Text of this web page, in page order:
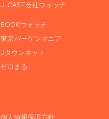
J-CAST会社ウォッチ
BOOKウォッチ
東京バーゲンマニア
Jタウンネット
ゼロまる
個人情報保護方針